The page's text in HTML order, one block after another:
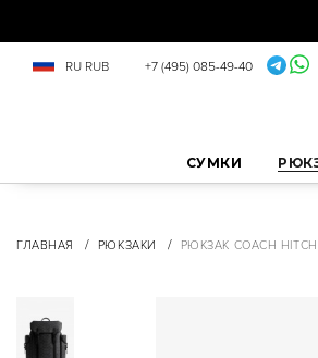
RU RUB +7 (495) 085-49-40
СУМКИ
ГЛАВНАЯ / РЮКЗАКИ / РЮКЗАК COACH HITCH